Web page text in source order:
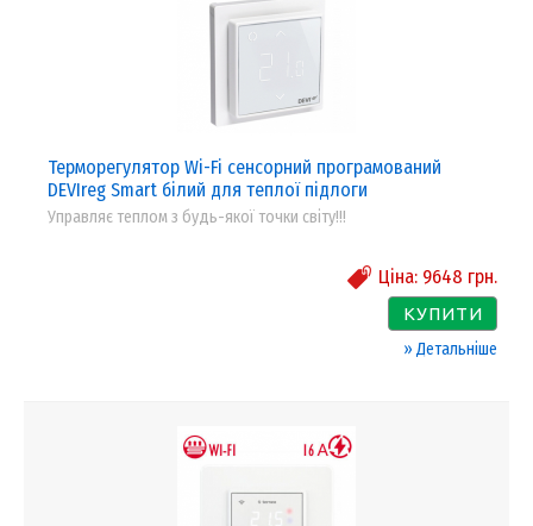
Терморегулятор Wi-Fi сенсорний програмований
DEVIreg Smart білий для теплої підлоги
Управляє теплом з будь-якої точки світу!!!
Ціна: 9648 грн.
КУПИТИ
» Детальніше